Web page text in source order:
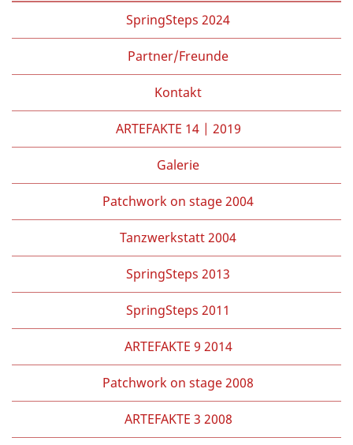
SpringSteps 2024
Partner/Freunde
Kontakt
ARTEFAKTE 14 | 2019
Galerie
Patchwork on stage 2004
Tanzwerkstatt 2004
SpringSteps 2013
SpringSteps 2011
ARTEFAKTE 9 2014
Patchwork on stage 2008
ARTEFAKTE 3 2008